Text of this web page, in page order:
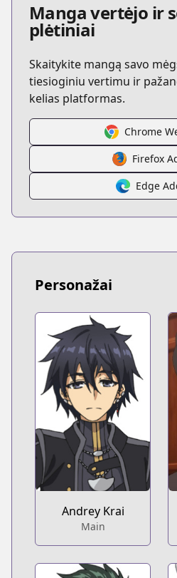
Manga vertėjo ir
plėtiniai
Skaitykite mangą savo
tiesioginiu vertimu ir
kelias platformas.
Chrome
Firefox
Edge
Personažai
Andrey Krai
Main